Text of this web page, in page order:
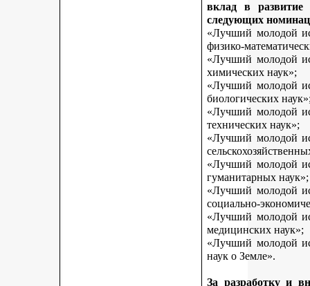
вклад в развитие
следующих
«Лучший молодой
физико-
«Лучший молодой
химических наук»;
«Лучший молодой
биологических
«Лучший молодой
технических наук»;
«Лучший молодой
«Лучший молодой
гуманитарных наук»;
«Лучший молодой
социально-
«Лучший молодой
медицинских наук»;
«Лучший молодой
наук о Земле».
За разработку и